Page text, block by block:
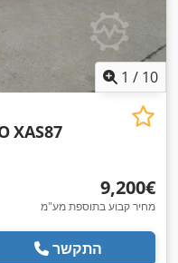
1 / 10
XAS87
‏9,200 ‏€
מחיר קבוע בתוספת מע"מ
התקשר